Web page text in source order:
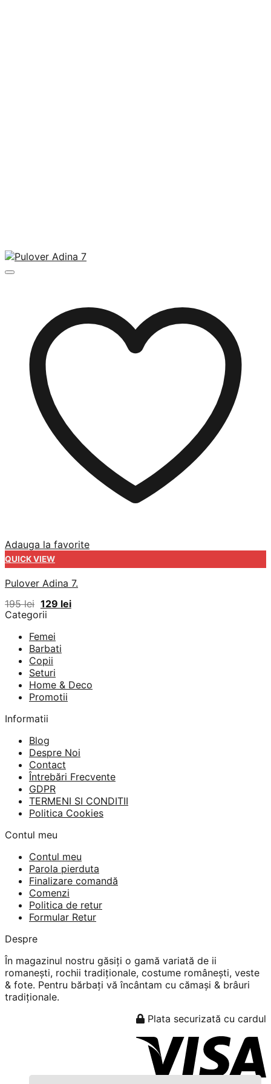
Adauga la favorite
QUICK VIEW
Pulover Adina 7.
195lei Prețul
inițial
a
fost:
195 lei.
129 leiPrețul
curent
Categorii
Femei
Barbati
Copii
Seturi
Home & Deco
Promotii
Informatii
Blog
Despre Noi
Contact
Întrebări Frecvente
GDPR
TERMENI SI CONDITII
Politica Cookies
Contul meu
Contul meu
Parola pierduta
Finalizare comandă
Comenzi
Politica de retur
Formular Retur
Despre
În magazinul nostru găsiți o gamă variată de ii
romanești, rochii tradiționale, costume românești, veste
& fote. Pentru bărbați vă încântam cu cămași & brâuri
tradiționale.
Plata securizată cu cardul